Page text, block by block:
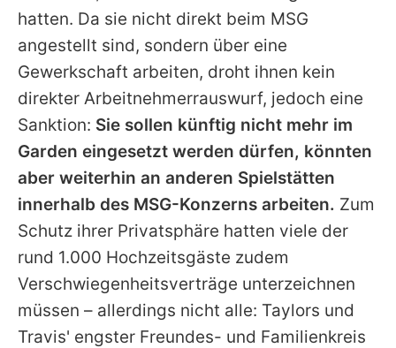
hatten. Da sie nicht direkt beim MSG
angestellt sind, sondern über eine
Gewerkschaft arbeiten, droht ihnen kein
direkter Arbeitnehmerrauswurf, jedoch eine
Sanktion: Sie sollen künftig nicht mehr im
Garden eingesetzt werden dürfen, könnten
aber weiterhin an anderen Spielstätten
innerhalb des MSG-Konzerns arbeiten. Zum
Schutz ihrer Privatsphäre hatten viele der
rund 1.000 Hochzeitsgäste zudem
Verschwiegenheitsverträge unterzeichnen
müssen – allerdings nicht alle: Taylors und
Travis' engster Freundes- und Familienkreis